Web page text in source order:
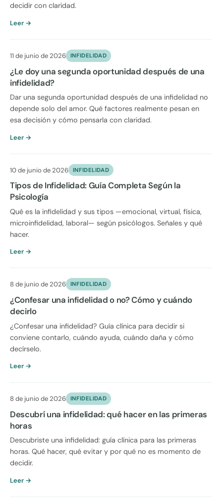
decidir con claridad.
Leer →
11 de junio de 2026 INFIDELIDAD
¿Le doy una segunda oportunidad después de una
infidelidad?
Dar una segunda oportunidad después de una infidelidad no
depende solo del amor. Qué factores realmente pesan en
esa decisión y cómo pensarla con claridad.
Leer →
10 de junio de 2026 INFIDELIDAD
Tipos de Infidelidad: Guía Completa Según la
Psicología
Qué es la infidelidad y sus tipos —emocional, virtual, física,
microinfidelidad, laboral— según psicólogos. Señales y qué
hacer.
Leer →
8 de junio de 2026 INFIDELIDAD
¿Confesar una infidelidad o no? Cómo y cuándo
decirlo
¿Confesar una infidelidad? Guía clínica para decidir si
conviene contarlo, cuándo ayuda, cuándo daña y cómo
decírselo.
Leer →
8 de junio de 2026 INFIDELIDAD
Descubrí una infidelidad: qué hacer en las primeras
horas
Descubriste una infidelidad: guía clínica para las primeras
horas. Qué hacer, qué evitar y por qué no es momento de
decidir.
Leer →